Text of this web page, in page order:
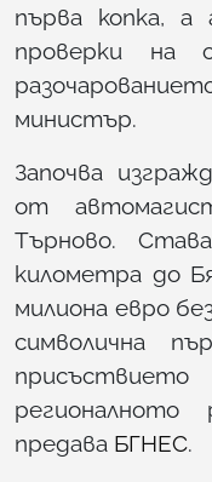
първа копка, а
проверки на
министър.
Започва
от
Търново.
километра до
милиона евро
символична
предава БГНЕС.